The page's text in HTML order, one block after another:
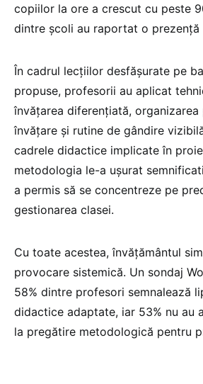
copiilor la ore a crescut cu peste
dintre școli au raportat o prezență
În cadrul lecțiilor desfășurate pe
propuse, profesorii au aplicat
învățarea diferențiată, organizarea
învățare și rutine de gândire
cadrele didactice implicate în
metodologia le-a ușurat
a permis să se concentreze pe
gestionarea clasei.
Cu toate acestea, învățământul
provocare sistemică. Un sondaj
58% dintre profesori semnalează
didactice adaptate, iar 53% nu au
la pregătire metodologică pentru